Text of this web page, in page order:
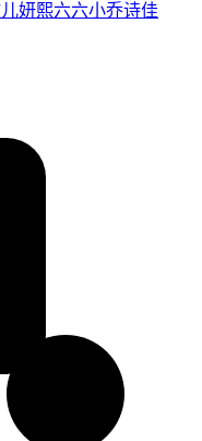
妍熙六六小乔诗佳